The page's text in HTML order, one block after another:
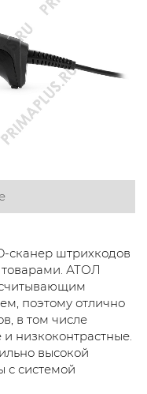
сканер штрихкодов
АТОЛ
поэтому отлично
в том числе
низкоконтрастные.
высокой
с системой